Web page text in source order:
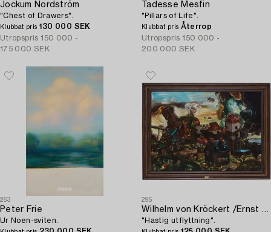
Jockum Nordström
"Chest of Drawers".
Klubbat pris 130 000 SEK
Utropspris 150 000 -
175 000 SEK
Tadesse Mesfin
"Pillars of Life".
Klubbat pris Återrop
Utropspris 150 000 -
200 000 SEK
263
Peter Frie
Ur Noen-sviten.
295
Wilhelm von Kröckert /Ernst Billgren
"Hastig utflyttning".